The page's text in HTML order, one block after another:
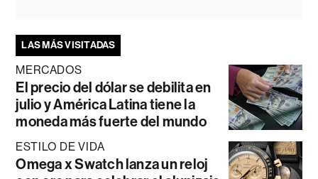
LAS MÁS VISITADAS
MERCADOS
El precio del dólar se debilita en
julio y América Latina tiene la
moneda más fuerte del mundo
ESTILO DE VIDA
Omega x Swatch lanza un reloj